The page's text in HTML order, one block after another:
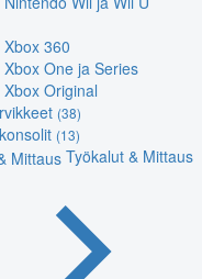
Xbox 360
Xbox One ja Series
Xbox Original
(38)
(13)
Työkalut & Mittaus